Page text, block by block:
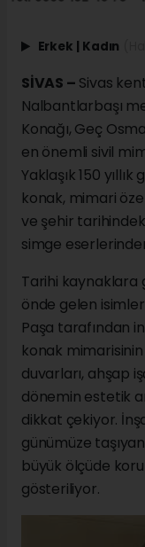
Erkek | Kadın
SİVAS – Sivas
Nalbantlarbaşı
Konağı, Geç
en önemli sivil
Yaklaşık 150
konak, mimari
ve şehir
simge
Tarihi kaynaklara
önde gelen
Paşa tarafından
konak
duvarları, ahşap
dönemin estetik
dikkat çekiyor.
günümüze
büyük ölçüde
gösteriliyor.